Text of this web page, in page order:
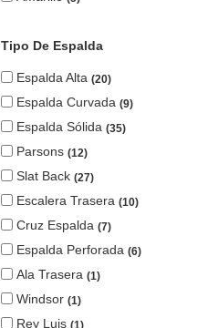
Tipo De Espalda
Espalda Alta 20
Espalda Curvada 9
Espalda Sólida 35
Parsons 12
Slat Back 27
Escalera Trasera 10
Cruz Espalda 7
Espalda Perforada 6
Ala Trasera 1
Windsor 1
Rey Luis 1